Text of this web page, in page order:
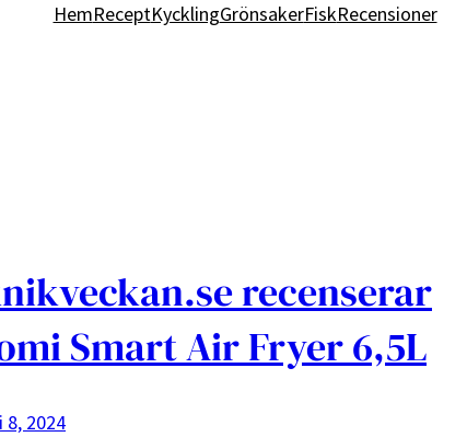
HemReceptKycklingGrönsakerFiskRecensioner
recenserar
Smart Air Fryer 6,5L
8, 2024